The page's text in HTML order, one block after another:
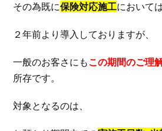
その為既に保険対応施工においては
２年前より導入しておりますが、
一般のお客さにもこの期間のご理
所存です。
対象となるのは、